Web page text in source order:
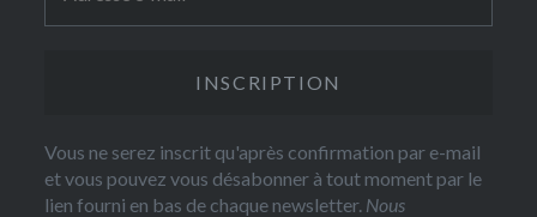
Vous ne serez inscrit qu'après confirmation par e-mail
et vous pouvez vous désabonner à tout moment par le
lien fourni en bas de chaque newsletter. Nous